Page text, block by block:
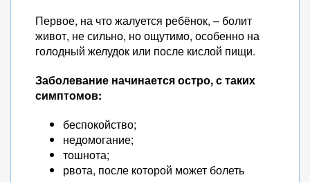
Первое, на что жалуется ребёнок, – болит
живот, не сильно, но ощутимо, особенно на
голодный желудок или после кислой пищи.
Заболевание начинается остро, с таких
симптомов:
беспокойство;
недомогание;
тошнота;
рвота, после которой может болеть